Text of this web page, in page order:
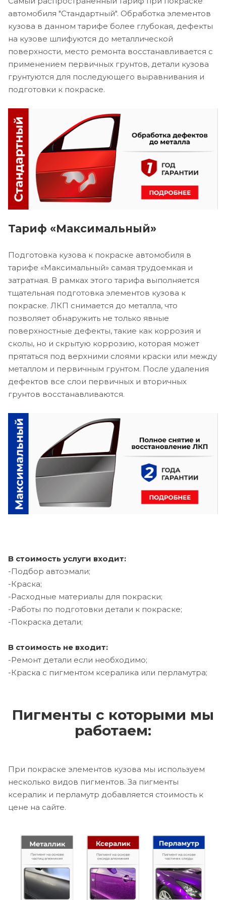
автомобиля "Стандартный". Обработка элементов
кузова в данном тарифе более глубокая, дефекты
на кузове шлифуются до металлической
поверхности, место ремонта восстанавливается с
применением первичных грунтов, детали кузова
грунтуются для последующего выравнивания и
подготовки к покраске.
Тариф «Максимальный»
Подготовка кузова к покраске автомобиля в
тарифе «Максимальный» самая трудоемкая и
затратная. В рамках этого тарифа выполняется
тщательная подготовка элементов кузова к
покраске. ЛКП снимается до металла, что
позволяет обнаружить не только явные
поверхностные дефекты, такие как коррозия и
сколы, но и скрытую коррозию, которая может
прятаться под верхними слоями краски или между
металлом и первичным грунтом. После удаления
дефектов все слои первичных и вторичных
грунтов восстанавливаются.
В стоимость услуги входит:
-Подбор автоэмали;
-Краска;
-Расходные материалы для покраски;
-Работы по подготовки детали к покраске;
-Покраска детали;
В стоимость не входит:
-Ремонт детали если необходимо;
-Краска с пигментом ксералика или перламутра;
Пигменты с которыми мы
работаем:
При покраске элементов кузова мы используем
несколько видов пигментов. За пигменты
ксералик и перламутр добавляется стоимость к
цене на сайте.